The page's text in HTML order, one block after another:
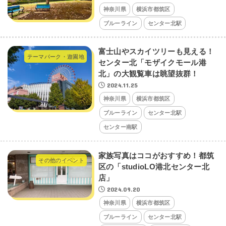
神奈川県 横浜市都筑区
ブルーライン センター北駅
テーマパーク・遊園地
富士山やスカイツリーも見える！
センター北「モザイクモール港
北」の大観覧車は眺望抜群！
2024.11.25
神奈川県 横浜市都筑区
ブルーライン センター北駅
センター南駅
その他のイベント
家族写真はココがおすすめ！都筑
区の「studioLO港北センター北
店」
2024.09.20
神奈川県 横浜市都筑区
ブルーライン センター北駅